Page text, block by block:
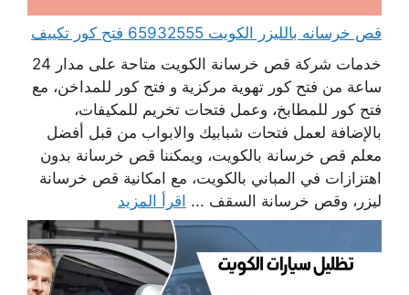
قص خرسانه بالليزر الكويت 65932555 فتح كور تكييف
خدمات شركة قص خرسانة الكويت متاحة على مدار 24
ساعة من فتح كور تهوية مركزية و فتح كور للمداخن، مع
فتح كور للمطابخ، وعمل فتحات تخريم للمكيفات،
بالإضافة لعمل فتحات شبابيك والابواب من قبل أفضل
معلم قص خرسانة بالكويت، ويمكننا قص خرسانة بدون
اهتزازات في المباني بالكويت، مع امكانية قص خرسانة
ليزر، وقص خرسانة السقف ... اقرأ المزيد